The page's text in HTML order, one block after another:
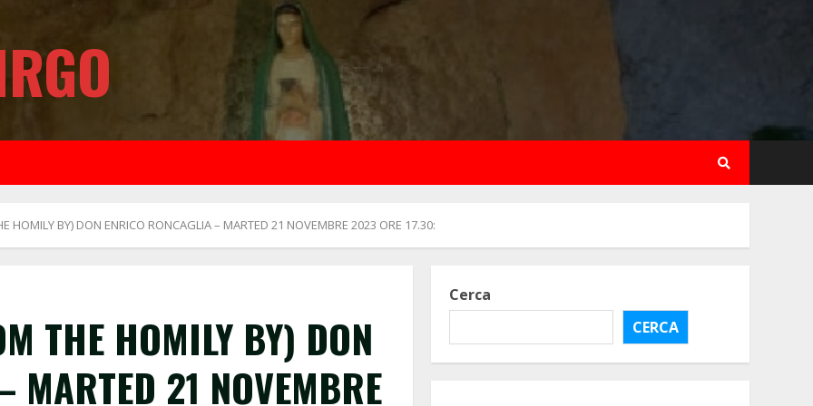
HOMILY BY) DON ENRICO RONCAGLIA – MARTED 21 NOVEMBRE 2023 ORE 17.30:
THE HOMILY BY) DON
MARTED 21 NOVEMBRE
Cerca
CERCA